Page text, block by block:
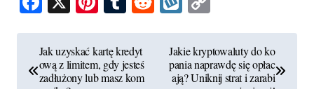
a
Jak uzyskać kartę kredyt
ową z limitem, gdy jesteś
zadłużony lub masz kom
Jakie kryptowaluty do ko
pania naprawdę się opłac
ają? Uniknij strat i zarabi